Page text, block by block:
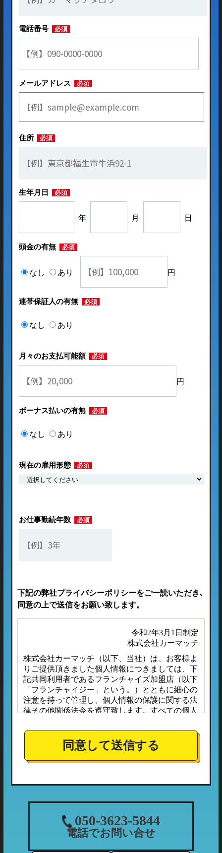
電話番号 必須
メールアドレス 必須
住所 必須
生年月日 必須
年 月 日
頭金の有無 必須
なし あり 円
連帯保証人の有無 必須
なし あり
月々のお支払可能額 必須
円
ボーナス払いの有無 必須
なし あり
現在の雇用形態 必須
お仕事勤続年数 必須
下記の弊社プライバシーポリシーをご一読いただき､
同意の上で送信をお願い致します。
令和2年3月1日制定
株式会社カーマッチ
株式会社カーマッチ（以下、当社）は、お客様よ
りご提供頂きました個人情報につきましては、下
記共同利用者であるフランチャイズ加盟店（以下
「フランチャイジー」という。）とともに細心の
注意を持って管理し、個人情報の保護に関する法
律その他関係法令を遵守致します。すべての個人
ほか、お客様ご本人の同意なしに第三者へ開示ま
たは提供されることはありません。
また、フランチャイジーとの間においては、事前
に個人情報保護に対する安全性を審査の上、個人
こととしており、適切な管理監督を行ってまいり
当社が収集する個人情報につきましては、下記の
利用目的の範囲内において利用させて頂きます。
同意して送信する
050-3623-5844
電話でお問い合せ